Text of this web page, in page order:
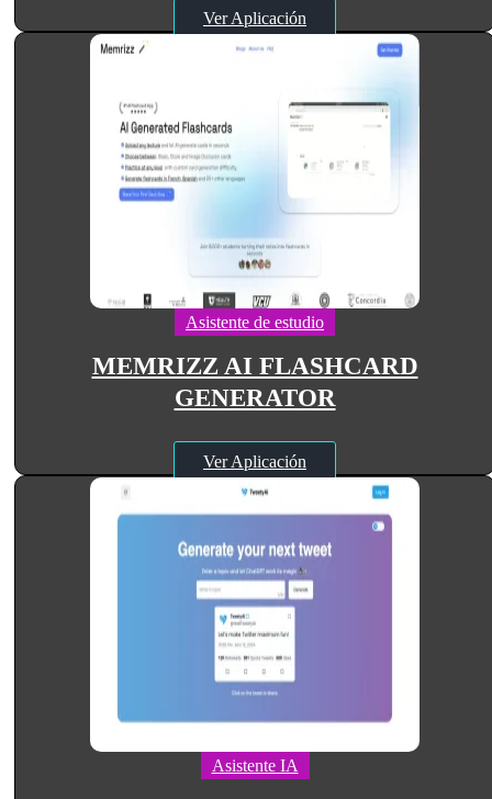
Ver Aplicación
Asistente de estudio
MEMRIZZ AI FLASHCARD
GENERATOR
Ver Aplicación
Asistente IA